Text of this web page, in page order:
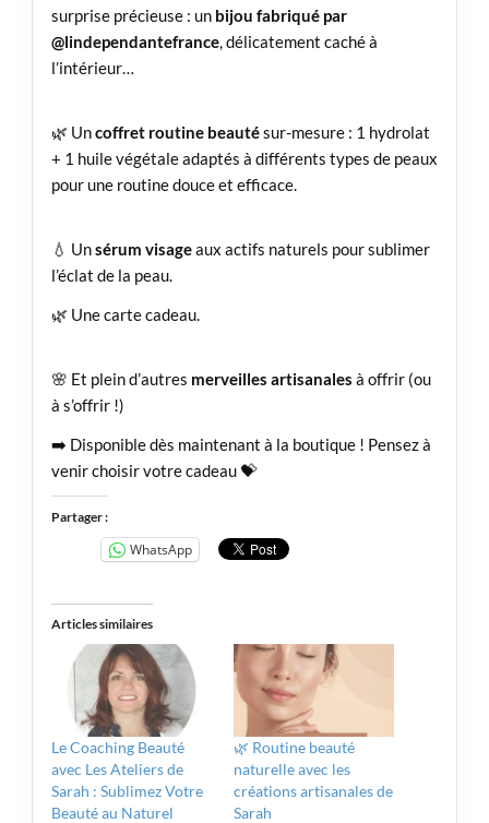
surprise précieuse : un bijou fabriqué par
@lindependantefrance, délicatement caché à
l’intérieur…
🌿 Uncoffret routine beautésur-mesure : 1 hydrolat
+ 1 huile végétale adaptés à différents types de peaux
pour une routine douce et efficace.
💧 Unsérum visageaux actifs naturels pour sublimer
l’éclat de la peau.
🌿 Une carte cadeau.
🌸 Et plein d’autres merveilles artisanales à offrir (ou
à s’offrir !)
➡️ Disponible dès maintenant à la boutique ! Pensez à
venir choisir votre cadeau 💝
Partager :
WhatsApp
Articles similaires
Le Coaching Beauté
avec Les Ateliers de
Sarah : Sublimez Votre
Beauté au Naturel
🌿 Routine beauté
naturelle avec les
créations artisanales de
Sarah